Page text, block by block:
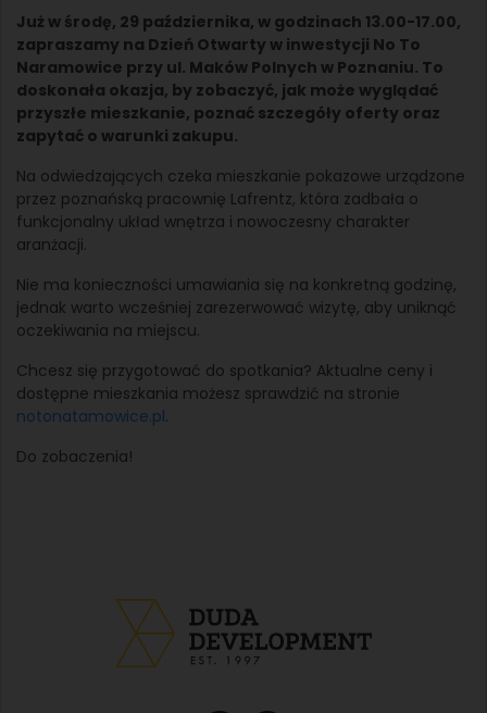
Już w środę, 29 października, w godzinach 13.00-17.00,
zapraszamy na Dzień Otwarty w inwestycji No To
Naramowice przy ul. Maków Polnych w Poznaniu. To
doskonała okazja, by zobaczyć, jak może wyglądać
przyszłe mieszkanie, poznać szczegóły oferty oraz
zapytać o warunki zakupu.
Na odwiedzających czeka mieszkanie pokazowe urządzone
przez poznańską pracownię Lafrentz, która zadbała o
funkcjonalny układ wnętrza i nowoczesny charakter
aranżacji.
Nie ma konieczności umawiania się na konkretną godzinę,
jednak warto wcześniej zarezerwować wizytę, aby uniknąć
oczekiwania na miejscu.
Chcesz się przygotować do spotkania? Aktualne ceny i
dostępne mieszkania możesz sprawdzić na stronie
notonatamowice.pl.
Do zobaczenia!